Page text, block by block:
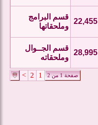
22,455
قسم البرامج
وملحقاتها
28,995
قسم الجــوال
وملحقاته
صفحة 1 من 2 1
2
>